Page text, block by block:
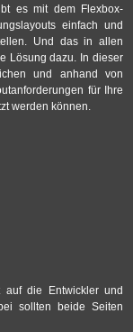
es mit dem Flexbox-
einfach und
Und das in allen
Lösung dazu. In dieser
und anhand von
für Ihre
werden können.
auf die Entwickler und
sollten beide Seiten